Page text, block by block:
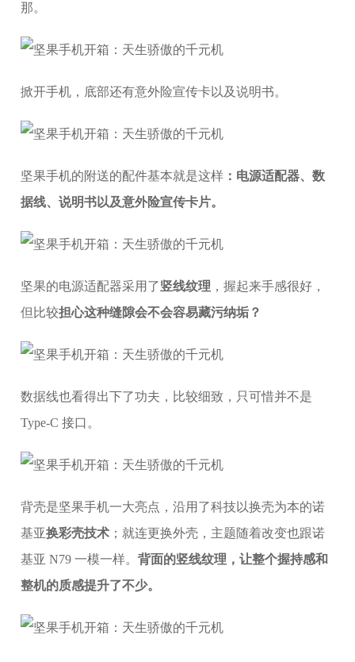
那。
掀开手机，底部还有意外险宣传卡以及说明书。
坚果手机的附送的配件基本就是这样 ：电源适配器、数
据线、说明书以及意外险宣传卡片。
坚果的电源适配器采用了竖线纹理 ，握起来手感很好，
但比较担心这种缝隙会不会容易藏污纳垢？
数据线也看得出下了功夫，比较细致，只可惜并不是
Type-C 接口。
背壳是坚果手机一大亮点，沿用了科技以换壳为本的诺
基亚换彩壳技术 ；就连更换外壳，主题随着改变也跟诺
基亚 N79 一模一样。背面的竖线纹理，让整个握持感和
整机的质感提升了不少。